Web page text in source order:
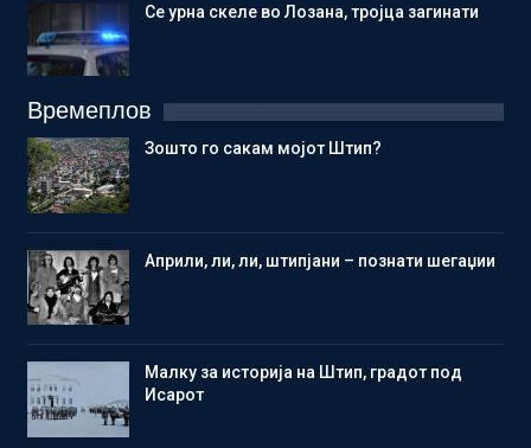
Се урна скеле во Лозана, тројца загинати
Времеплов
Зошто го сакам мојот Штип?
Aприли, ли, ли, штипјани – познати шегаџии
Малку за историја на Штип, градот под
Исарот